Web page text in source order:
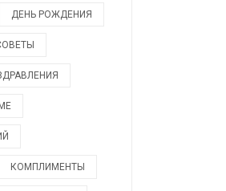
ДЕНЬ РОЖДЕНИЯ
КОМПЛИМЕНТЫ